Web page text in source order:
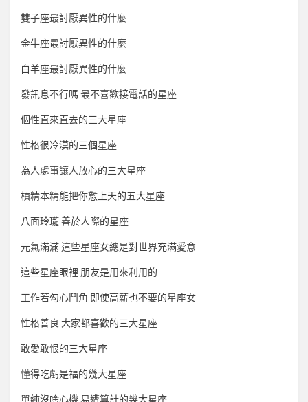
雙子座最討厭異性的什麼
金牛座最討厭異性的什麼
白羊座最討厭異性的什麼
發訊息不行嗎 最不喜歡接電話的星座
個性直來直去的三大星座
性格很冷漠的三個星座
為人處事讓人放心的三大星座
槓精本精能把你懟上天的五大星座
八面玲瓏 善於人際的星座
元氣滿滿 這些星座女總是對世界充滿愛意
這些星座眼裡 朋友是用來利用的
工作若勾心鬥角 即使高薪也不要的星座女
性格善良 大家都喜歡的三大星座
敢愛敢恨的三大星座
懂得吃虧是福的幾大星座